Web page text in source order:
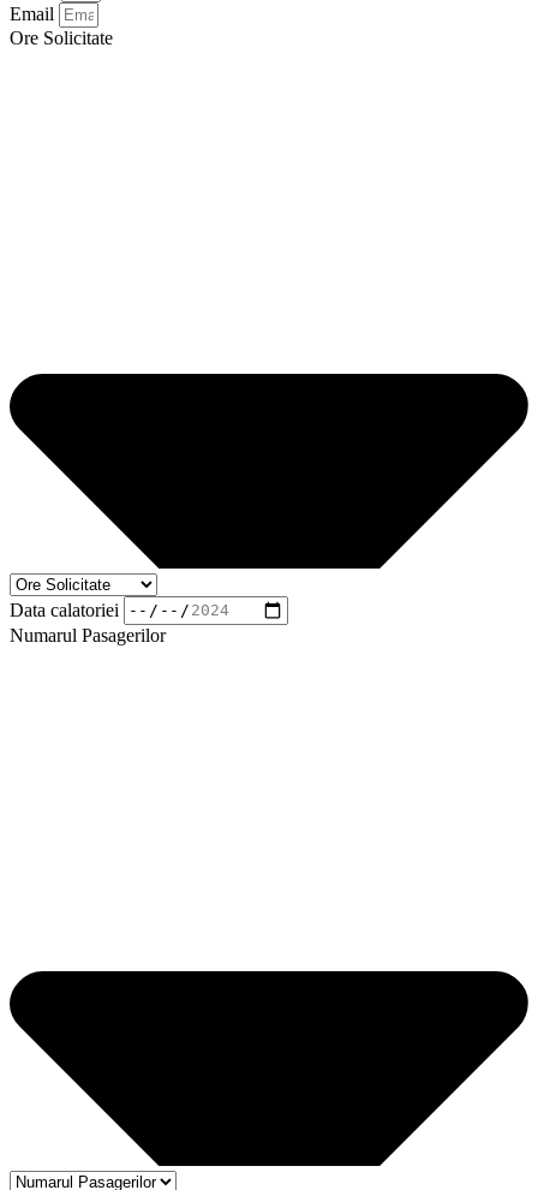
Email
Ore Solicitate
Data calatoriei
Numarul Pasagerilor